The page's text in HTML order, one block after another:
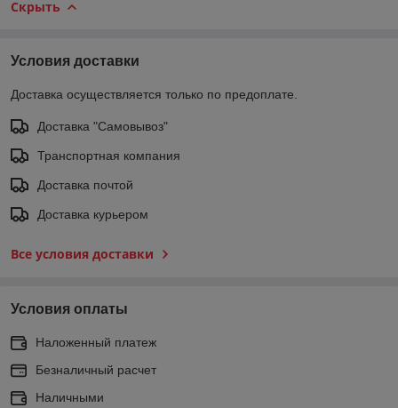
Скрыть
Условия доставки
Доставка осуществляется только по предоплате.
Доставка "Самовывоз"
Транспортная компания
Доставка почтой
Доставка курьером
Все условия доставки
Условия оплаты
Наложенный платеж
Безналичный расчет
Наличными